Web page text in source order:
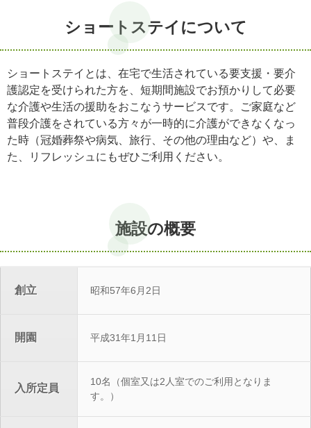
ショートステイについて
ショートステイとは、在宅で生活されている要支援・要介
護認定を受けられた方を、短期間施設でお預かりして必要
な介護や生活の援助をおこなうサービスです。ご家庭など
普段介護をされている方々が一時的に介護ができなくなっ
た時（冠婚葬祭や病気、旅行、その他の理由など）や、ま
た、リフレッシュにもぜひご利用ください。
施設の概要
創立 昭和57年6月2日
開園 平成31年1月11日
入所定員
10名（個室又は2人室でのご利用となりま
す。）